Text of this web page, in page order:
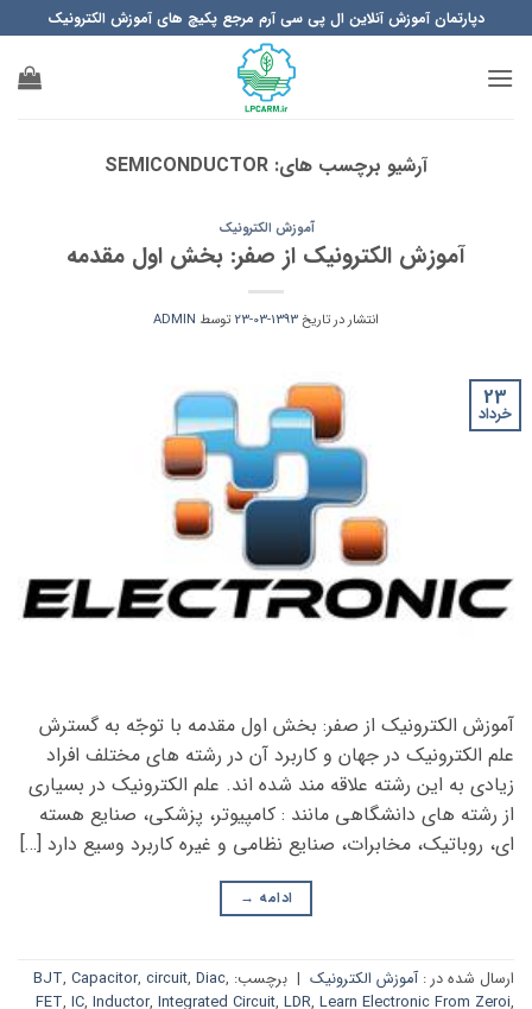
to
content
دپارتمان آموزش آنلاین ال پی سی آرم مرجع پکیچ های آموزش الکترونیک
آرشیو برچسب های: SEMICONDUCTOR
آموزش الکترونیک
آموزش الکترونیک از صفر: بخش اول مقدمه
انتشار در تاریخ1393-03-23 توسط ADMIN
23
خرداد
آموزش الکترونیک از صفر: بخش اول مقدمه با توجّه به گسترش
علم الکترونیک در جهان و کاربرد آن در رشته های مختلف افراد
زیادی به این رشته علاقه مند شده اند. علم الکترونیک در بسیاری
از رشته های دانشگاهی مانند : کامپیوتر، پزشکی، صنایع هسته
ای، روباتیک، مخابرات، صنایع نظامی و غیره کاربرد وسیع دارد […]
ادامه →
ارسال شده در :آموزش الکترونیک | برچسب: BJT, Capacitor, circuit, Diac,
FET, IC, Inductor, Integrated Circuit, LDR, Learn Electronic From Zeroi,